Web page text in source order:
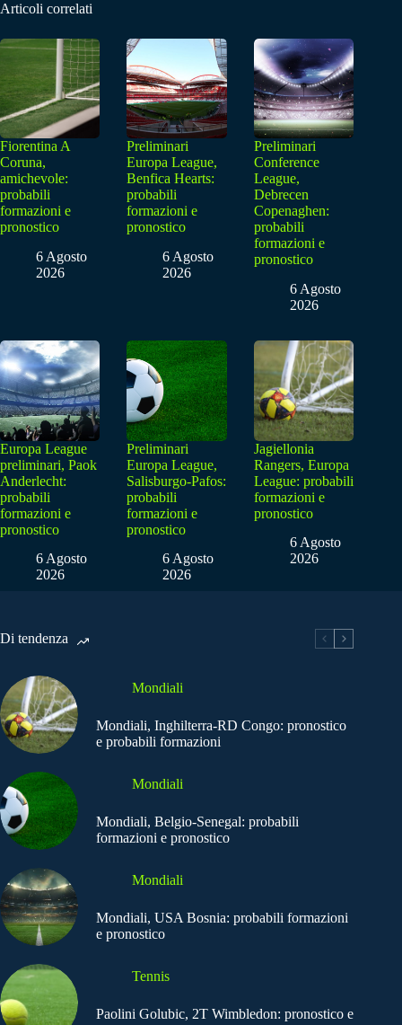
Articoli correlati
Fiorentina A
Coruna,
amichevole:
probabili
formazioni e
pronostico
6 Agosto
2026
Preliminari
Europa League,
Benfica Hearts:
probabili
formazioni e
pronostico
6 Agosto
2026
Preliminari
Conference
League,
Debrecen
Copenaghen:
probabili
formazioni e
pronostico
6 Agosto
2026
Europa League
preliminari, Paok
Anderlecht:
probabili
formazioni e
pronostico
6 Agosto
2026
Preliminari
Europa League,
Salisburgo-Pafos:
probabili
formazioni e
pronostico
6 Agosto
2026
Jagiellonia
Rangers, Europa
League: probabili
formazioni e
pronostico
6 Agosto
2026
Di tendenza
Mondiali
Mondiali, Inghilterra-RD Congo: pronostico
e probabili formazioni
Mondiali
Mondiali, Belgio-Senegal: probabili
formazioni e pronostico
Mondiali
Mondiali, USA Bosnia: probabili formazioni
e pronostico
Tennis
Paolini Golubic, 2T Wimbledon: pronostico e